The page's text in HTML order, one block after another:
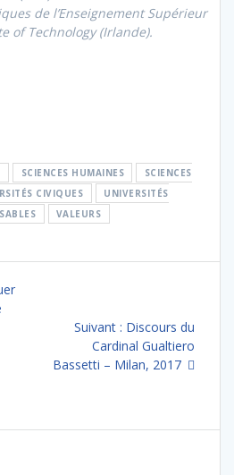
de l’Enseignement Supérieur
of Technology (Irlande).
SCIENCES HUMAINES
SCIENCES
CIVIQUES
UNIVERSITÉS
VALEURS
Suivant : Article
suivant
:
Discours du
Cardinal Gualtiero
Bassetti – Milan, 2017